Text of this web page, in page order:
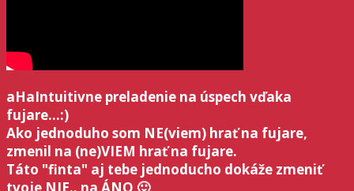
aHaIntuitivne preladenie na úspech vďaka
fujare...:)
Ako jednoduho som NE(viem) hrať na fujare,
zmenil na (ne)VIEM hrať na fujare.
Táto "finta" aj tebe jednoducho dokáže zmeniť